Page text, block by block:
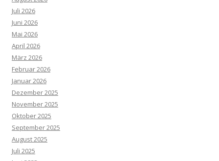
Juli 2026
Juni 2026
Mai 2026
April 2026
März 2026
Februar 2026
Januar 2026
Dezember 2025
November 2025
Oktober 2025
September 2025
August 2025
Juli 2025